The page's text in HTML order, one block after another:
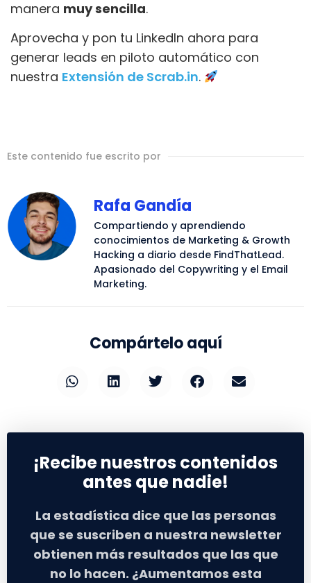
manera muy sencilla.
Aprovecha y pon tu LinkedIn ahora para
generar leads en piloto automático con
nuestra Extensión de Scrab.in.
Este contenido fue escrito por
Rafa Gandía
Compartiendo y aprendiendo
conocimientos de Marketing & Growth
Hacking a diario desde FindThatLead.
Apasionado del Copywriting y el Email
Marketing.
Compártelo aquí
¡Recibe nuestros contenidos
antes que nadie!
La estadística dice que las personas
que se suscriben a nuestra newsletter
obtienen más resultados que las que
no lo hacen. ¿Aumentamos esta